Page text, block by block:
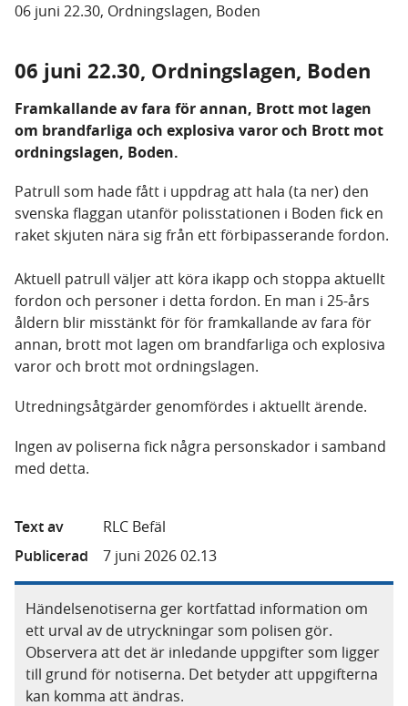
06 juni 22.30, Ordningslagen, Boden
06 juni 22.30, Ordningslagen, Boden
Framkallande av fara för annan, Brott mot lagen
om brandfarliga och explosiva varor och Brott mot
ordningslagen, Boden.
Patrull som hade fått i uppdrag att hala (ta ner) den
svenska flaggan utanför polisstationen i Boden fick en
raket skjuten nära sig från ett förbipasserande fordon.
Aktuell patrull väljer att köra ikapp och stoppa aktuellt
fordon och personer i detta fordon. En man i 25-års
åldern blir misstänkt för för framkallande av fara för
annan, brott mot lagen om brandfarliga och explosiva
varor och brott mot ordningslagen.
Utredningsåtgärder genomfördes i aktuellt ärende.
Ingen av poliserna fick några personskador i samband
med detta.
Text av
RLC Befäl
Publicerad
7 juni 2026 02.13
Händelsenotiserna ger kortfattad information om
ett urval av de utryckningar som polisen gör.
Observera att det är inledande uppgifter som ligger
till grund för notiserna. Det betyder att uppgifterna
kan komma att ändras.